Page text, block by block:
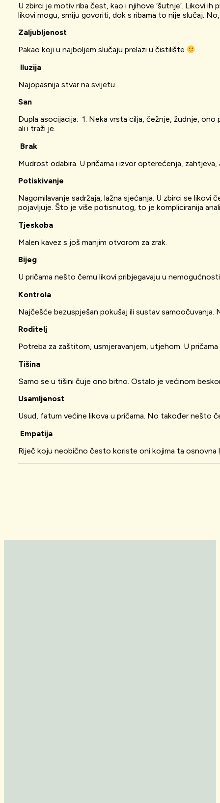
U zbirci je motiv riba čest, kao i njihove ‘šutnje’. Likovi
likovi mogu, smiju govoriti, dok s ribama to nije slučaj.
Zaljubljenost
Pakao koji u najboljem slučaju prelazi u čistilište
Iluzija
Najopasnija stvar na svijetu.
San
Dupla asocijacija: 1. Neka vrsta cilja, čežnje, žudnje,
ali i traži je.
Brak
Mudrost odabira. U pričama i izvor opterećenja, zahtjeva,
Potiskivanje
Nagomilavanje sadržaja, lažna sjećanja. U zbirci se
pojavljuje. Što je više potisnutog, to je kompliciranija
Tjeskoba
Malen kavez s još manjim otvorom za zrak.
Bijeg
U pričama nešto čemu likovi pribjegavaju u
Kontrola
Najčešće bezuspješan pokušaj ili sustav
Roditelj
Potreba za zaštitom, usmjeravanjem, utjehom. U
Tišina
Samo se u tišini čuje ono bitno. Ostalo je većinom
Usamljenost
Usud, fatum većine likova u pričama. No također nešto
Empatija
Riječ koju neobično često koriste oni kojima ta osnovna